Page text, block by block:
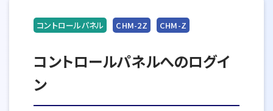
コントロールパネル CHM-2Z CHM-Z
コントロールパネルへのログイ
ン